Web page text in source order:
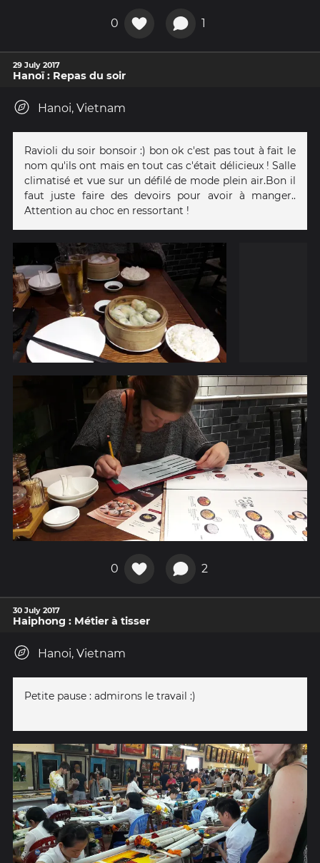
0 1
29 July 2017
Hanoï : Repas du soir
Hanoi, Vietnam
Ravioli du soir bonsoir :) bon ok c'est pas tout à fait le
nom qu'ils ont mais en tout cas c'était délicieux ! Salle
climatisé et vue sur un défilé de mode plein air.Bon il
faut juste faire des devoirs pour avoir à manger..
Attention au choc en ressortant !
0 2
30 July 2017
Haiphong : Métier à tisser
Hanoi, Vietnam
Petite pause : admirons le travail :)